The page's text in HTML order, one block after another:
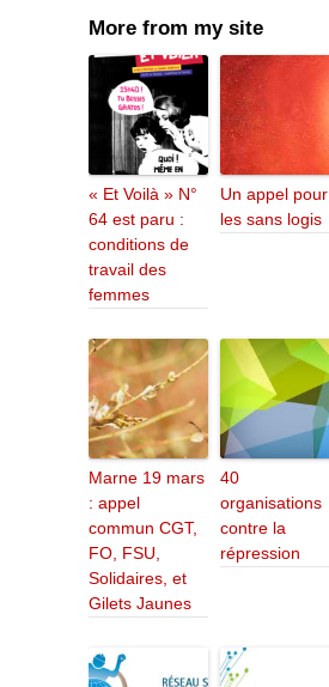
More from my site
« Et Voilà » N°
64 est paru :
conditions de
travail des
femmes
Un appel pour
les sans logis
Marne 19 mars
: appel
commun CGT,
FO, FSU,
Solidaires, et
Gilets Jaunes
40
organisations
contre la
répression